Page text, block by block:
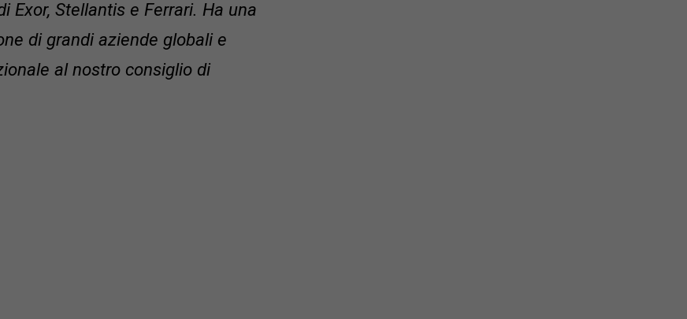
Exor, Stellantis e Ferrari. Ha una
di grandi aziende globali e
al nostro consiglio di